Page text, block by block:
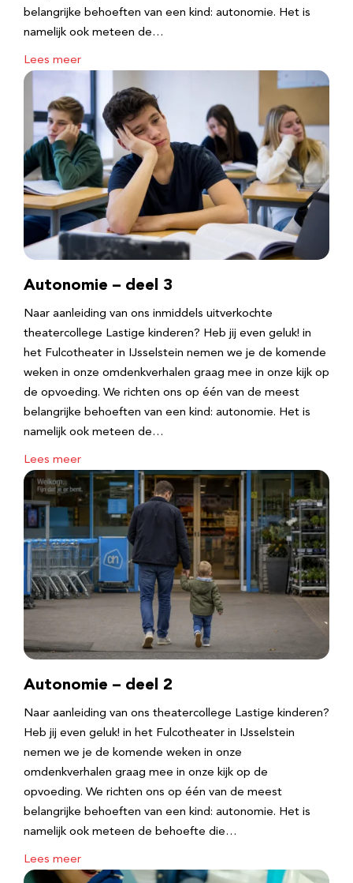
belangrijke behoeften van een kind: autonomie. Het is
namelijk ook meteen de…
Lees meer
Autonomie – deel 3
Naar aanleiding van ons inmiddels uitverkochte
theatercollege Lastige kinderen? Heb jij even geluk! in
het Fulcotheater in IJsselstein nemen we je de komende
weken in onze omdenkverhalen graag mee in onze kijk op
de opvoeding. We richten ons op één van de meest
belangrijke behoeften van een kind: autonomie. Het is
namelijk ook meteen de…
Lees meer
Autonomie – deel 2
Naar aanleiding van ons theatercollege Lastige kinderen?
Heb jij even geluk! in het Fulcotheater in IJsselstein
nemen we je de komende weken in onze
omdenkverhalen graag mee in onze kijk op de
opvoeding. We richten ons op één van de meest
belangrijke behoeften van een kind: autonomie. Het is
namelijk ook meteen de behoefte die…
Lees meer